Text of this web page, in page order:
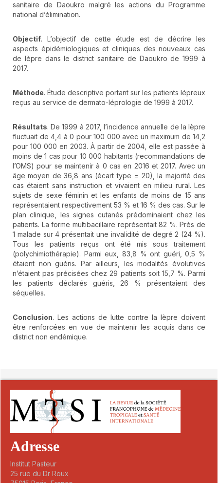
sanitaire de Daoukro malgré les actions du Programme
national d’élimination.
Objectif. L’objectif de cette étude est de décrire les
aspects épidémiologiques et cliniques des nouveaux cas
de lèpre dans le district sanitaire de Daoukro de 1999 à
2017.
Méthode. Étude descriptive portant sur les patients lépreux
reçus au service de dermato-léprologie de 1999 à 2017.
Résultats. De 1999 à 2017, l’incidence annuelle de la lèpre
fluctuait de 4,4 à 0 pour 100 000 avec un maximum de 14,2
pour 100 000 en 2003. À partir de 2004, elle est passée à
moins de 1 cas pour 10 000 habitants (recommandations de
l’OMS) pour se maintenir à 0 cas en 2016 et 2017. Avec un
âge moyen de 36,8 ans (écart type = 20), la majorité des
cas étaient sans instruction et vivaient en milieu rural. Les
sujets de sexe féminin et les enfants de moins de 15 ans
représentaient respectivement 53 % et 16 % des cas. Sur le
plan clinique, les signes cutanés prédominaient chez les
patients. La forme multibacillaire représentait 82 %. Près de
1 malade sur 4 présentait une invalidité de degré 2 (24 %).
Tous les patients reçus ont été mis sous traitement
(polychimiothérapie). Parmi eux, 83,8 % ont guéri, 0,5 %
étaient non guéris. Par ailleurs, les modalités évolutives
n’étaient pas précisées chez 29 patients soit 15,7 %. Parmi
les patients déclarés guéris, 26 % présentaient des
séquelles.
Conclusion. Les actions de lutte contre la lèpre doivent
être renforcées en vue de maintenir les acquis dans ce
district non endémique.
Adresse
Institut Pasteur
25 rue du Dr Roux